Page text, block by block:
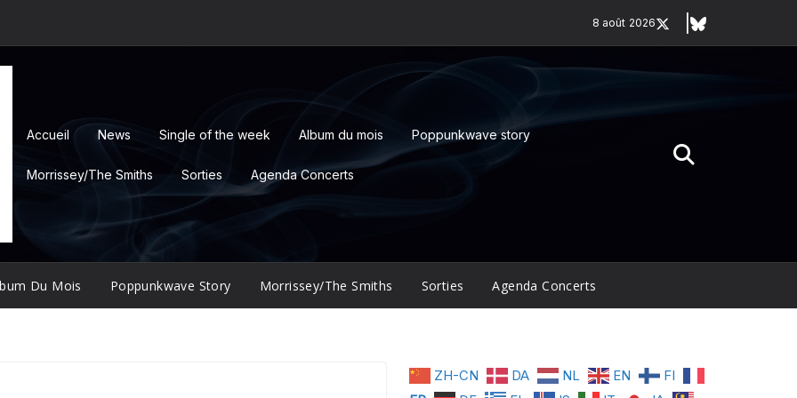
8 août 2026
Accueil News Single of the week Album du mois Poppunkwave story
Morrissey/The Smiths Sorties Agenda Concerts
Du Mois Poppunkwave Story Morrissey/The Smiths Sorties Agenda Concerts
ZH-CN DA NL EN
FI